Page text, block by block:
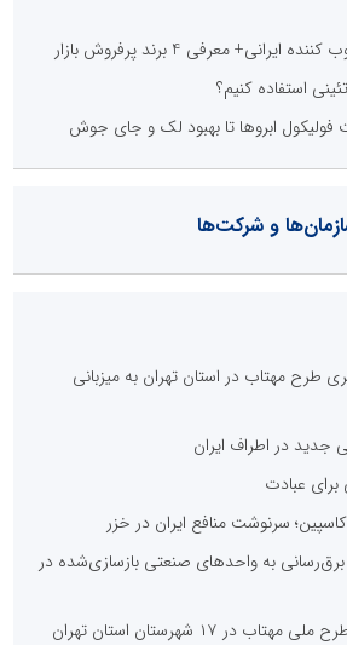
معرفی 4 برند پرفروش بازار
استفاده کنیم؟
و شرکت‌ها
طرح مهتاب در استان تهران به میزبانی
جدید در اطراف ایران
برای عبادت
سرنوشت منافع ایران در خزر
برق‌رسانی به واحدهای صنعتی بازسازی‌شده در
۱۷ شهرستان استان تهران